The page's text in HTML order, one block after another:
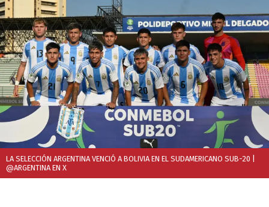
LA SELECCIÓN ARGENTINA VENCIÓ A BOLIVIA EN EL SUDAMERICANO SUB-20
@ARGENTINA EN X